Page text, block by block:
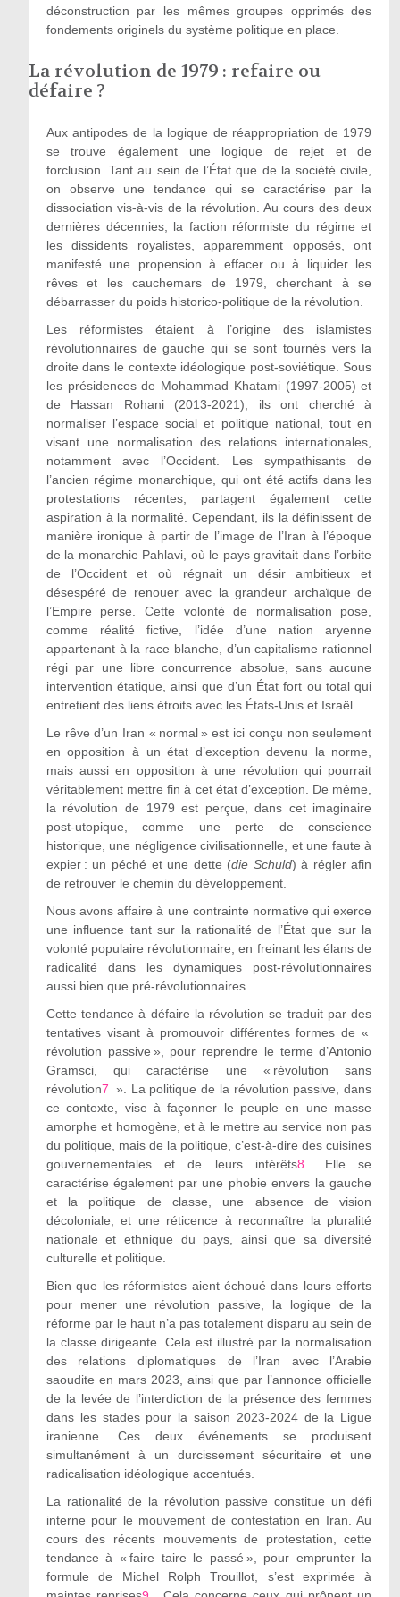
déconstruction par les mêmes groupes opprimés des
fondements originels du système politique en place.
La révolution de 1979 : refaire ou
défaire ?
Aux antipodes de la logique de réappropriation de 1979
se trouve également une logique de rejet et de
forclusion. Tant au sein de l’État que de la société civile,
on observe une tendance qui se caractérise par la
dissociation vis-à-vis de la révolution. Au cours des deux
dernières décennies, la faction réformiste du régime et
les dissidents royalistes, apparemment opposés, ont
manifesté une propension à effacer ou à liquider les
rêves et les cauchemars de 1979, cherchant à se
débarrasser du poids historico-politique de la révolution.
Les réformistes étaient à l’origine des islamistes
révolutionnaires de gauche qui se sont tournés vers la
droite dans le contexte idéologique post-soviétique. Sous
les présidences de Mohammad Khatami (1997-2005) et
de Hassan Rohani (2013-2021), ils ont cherché à
normaliser l’espace social et politique national, tout en
visant une normalisation des relations internationales,
notamment avec l’Occident. Les sympathisants de
l’ancien régime monarchique, qui ont été actifs dans les
protestations récentes, partagent également cette
aspiration à la normalité. Cependant, ils la définissent de
manière ironique à partir de l’image de l’Iran à l’époque
de la monarchie Pahlavi, où le pays gravitait dans l’orbite
de l’Occident et où régnait un désir ambitieux et
désespéré de renouer avec la grandeur archaïque de
l’Empire perse. Cette volonté de normalisation pose,
comme réalité fictive, l’idée d’une nation aryenne
appartenant à la race blanche, d’un capitalisme rationnel
régi par une libre concurrence absolue, sans aucune
intervention étatique, ainsi que d’un État fort ou total qui
entretient des liens étroits avec les États-Unis et Israël.
Le rêve d’un Iran « normal » est ici conçu non seulement
en opposition à un état d’exception devenu la norme,
mais aussi en opposition à une révolution qui pourrait
véritablement mettre fin à cet état d’exception. De même,
la révolution de 1979 est perçue, dans cet imaginaire
post-utopique, comme une perte de conscience
historique, une négligence civilisationnelle, et une faute à
expier : un péché et une dette (die Schuld) à régler afin
de retrouver le chemin du développement.
Nous avons affaire à une contrainte normative qui exerce
une influence tant sur la rationalité de l’État que sur la
volonté populaire révolutionnaire, en freinant les élans de
radicalité dans les dynamiques post-révolutionnaires
aussi bien que pré-révolutionnaires.
Cette tendance à défaire la révolution se traduit par des
tentatives visant à promouvoir différentes formes de «
révolution passive », pour reprendre le terme d’Antonio
Gramsci, qui caractérise une « révolution sans
révolution7 ». La politique de la révolution passive, dans
ce contexte, vise à façonner le peuple en une masse
amorphe et homogène, et à le mettre au service non pas
du politique, mais de la politique, c’est-à-dire des cuisines
gouvernementales et de leurs intérêts8
. Elle se
caractérise également par une phobie envers la gauche
et la politique de classe, une absence de vision
décoloniale, et une réticence à reconnaître la pluralité
nationale et ethnique du pays, ainsi que sa diversité
culturelle et politique.
Bien que les réformistes aient échoué dans leurs efforts
pour mener une révolution passive, la logique de la
réforme par le haut n’a pas totalement disparu au sein de
la classe dirigeante. Cela est illustré par la normalisation
des relations diplomatiques de l’Iran avec l’Arabie
saoudite en mars 2023, ainsi que par l’annonce officielle
de la levée de l’interdiction de la présence des femmes
dans les stades pour la saison 2023-2024 de la Ligue
iranienne. Ces deux événements se produisent
simultanément à un durcissement sécuritaire et une
radicalisation idéologique accentués.
La rationalité de la révolution passive constitue un défi
interne pour le mouvement de contestation en Iran. Au
cours des récents mouvements de protestation, cette
tendance à « faire taire le passé », pour emprunter la
formule de Michel Rolph Trouillot, s’est exprimée à